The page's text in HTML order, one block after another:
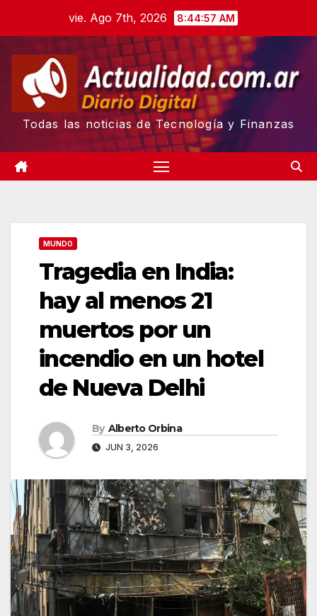
content
vie. Ago 7th, 2026 8:44:58 AM
Todas las noticias de Tecnología y Finanzas
MUNDO
Tragedia en India:
hay al menos 21
muertos por un
incendio en un hotel
de Nueva Delhi
By Alberto Orbina
JUN 3, 2026